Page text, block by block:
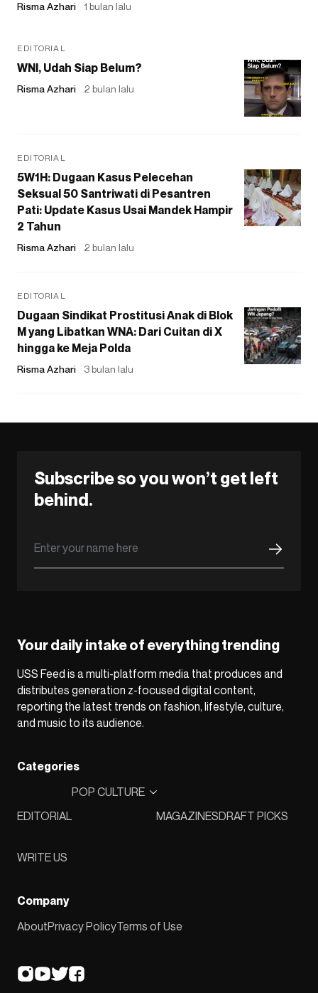
Risma Azhari 1 bulan lalu
EDITORIAL
WNI, Udah Siap Belum?
Risma Azhari 2 bulan lalu
EDITORIAL
5W1H: Dugaan Kasus Pelecehan
Seksual 50 Santriwati di Pesantren
Pati: Update Kasus Usai Mandek Hampir
2 Tahun
Risma Azhari 2 bulan lalu
EDITORIAL
Dugaan Sindikat Prostitusi Anak di Blok
M yang Libatkan WNA: Dari Cuitan di X
hingga ke Meja Polda
Risma Azhari 3 bulan lalu
Subscribe so you won’t get left
behind.
Your daily intake of everything trending
USS Feed is a multi-platform media that produces and
distributes generation z-focused digital content,
reporting the latest trends on fashion, lifestyle, culture,
and music to its audience.
Categories
EDITORIAL
POP CULTURE
MAGAZINESDRAFT PICKS
WRITE US
Company
AboutPrivacy PolicyTerms of Use